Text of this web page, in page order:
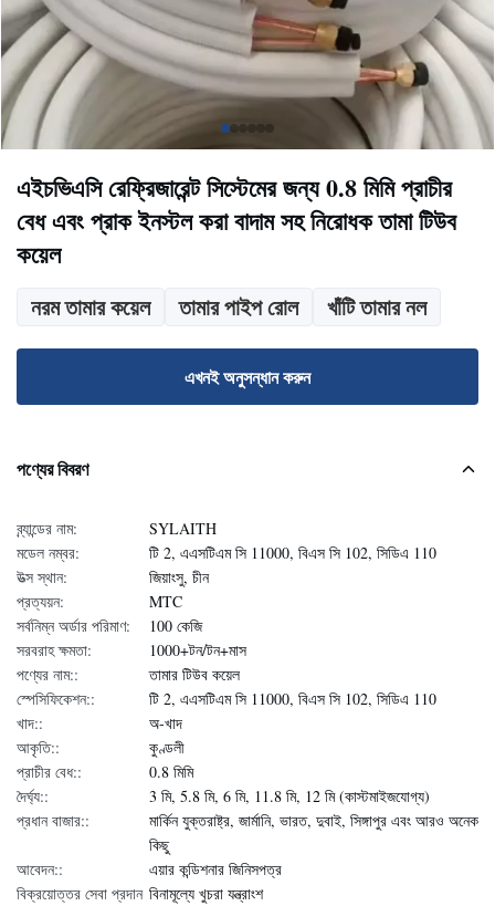
এইচভিএসি রেফ্রিজারেন্ট সিস্টেমের জন্য 0.8 মিমি প্রাচীর
বেধ এবং প্রাক ইনস্টল করা বাদাম সহ নিরোধক তামা টিউব
কয়েল
নরম তামার কয়েল তামার পাইপ রোল খাঁটি তামার নল
এখনই অনুসন্ধান করুন
পণ্যের বিবরণ
ব্র্যান্ডের নাম:
SYLAITH
মডেল নম্বর:
টি 2, এএসটিএম সি 11000, বিএস সি 102, সিডিএ 110
উত্স স্থান:
জিয়াংসু, চীন
প্রত্যয়ন:
MTC
সর্বনিম্ন অর্ডার পরিমাণ:
100 কেজি
সরবরাহ ক্ষমতা:
1000+টন/টন+মাস
পণ্যের নাম::
তামার টিউব কয়েল
স্পেসিফিকেশন::
টি 2, এএসটিএম সি 11000, বিএস সি 102, সিডিএ 110
খাদ::
অ-খাদ
আকৃতি::
কুণ্ডলী
প্রাচীর বেধ::
0.8 মিমি
দৈর্ঘ্য::
3 মি, 5.8 মি, 6 মি, 11.8 মি, 12 মি (কাস্টমাইজযোগ্য)
প্রধান বাজার::
মার্কিন যুক্তরাষ্ট্র, জার্মানি, ভারত, দুবাই, সিঙ্গাপুর এবং আরও অনেক
কিছু
আবেদন::
এয়ার কন্ডিশনার জিনিসপত্র
বিক্রয়োত্তর সেবা প্রদান বিনামূল্যে খুচরা যন্ত্রাংশ